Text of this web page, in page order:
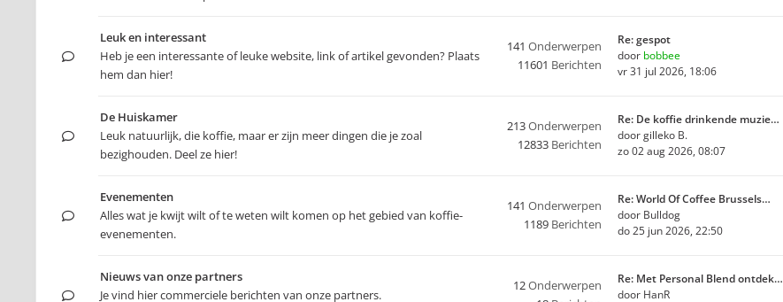
Leuk en interessant
Heb je een interessante of leuke website, link of artikel gevonden? Plaats
hem dan hier!
141 Onderwerpen
11601 Berichten
Re: gespot
door bobbee
vr 31 jul 2026, 18:06
De Huiskamer
Leuk natuurlijk, die koffie, maar er zijn meer dingen die je zoal
bezighouden. Deel ze hier!
213Onderwerpen
12833 Berichten
Re: De koffie drinkende muzie…
doorgilleko B.
zo 02 aug 2026, 08:07
Evenementen
Alles wat je kwijt wilt of te weten wilt komen op het gebied van koffie-
evenementen.
141 Onderwerpen
1189 Berichten
Re: World Of Coffee Brussels…
door Bulldog
do 25 jun 2026, 22:50
Nieuws van onze partners
Je vind hier commerciele berichten van onze partners.
12Onderwerpen
Re: Met Personal Blend ontdek…
door HanR